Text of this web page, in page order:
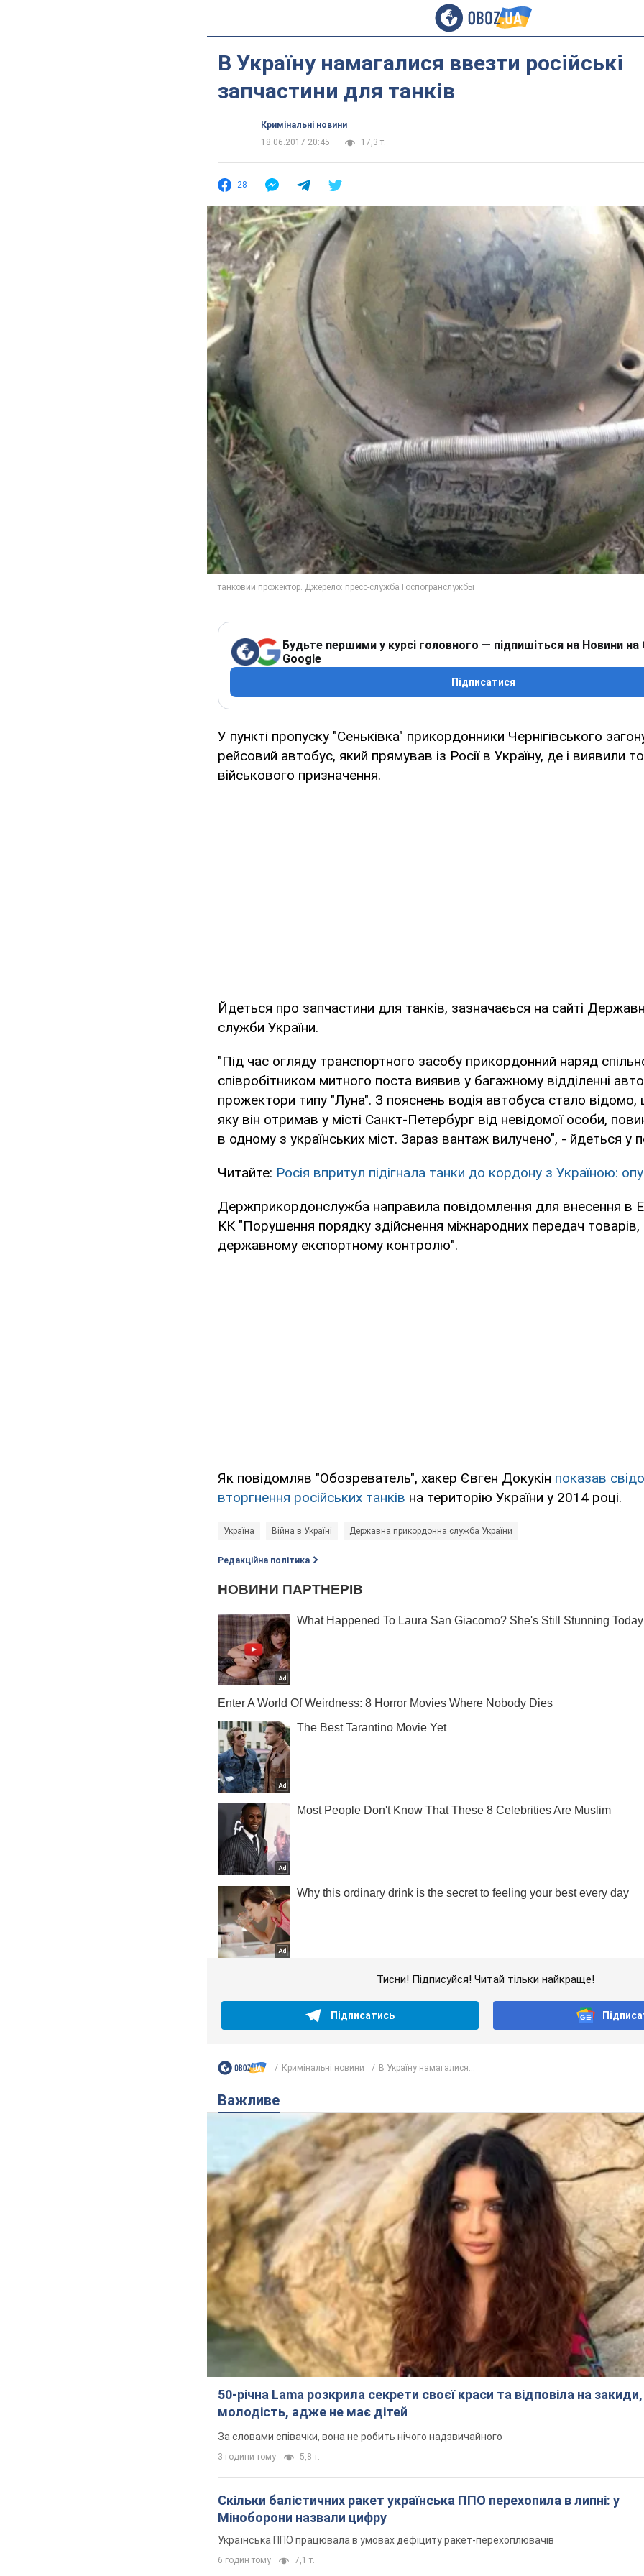
В Україну намагалися ввезти російські
запчастини для танків
Кримінальні новини
18.06.2017 20:45
17,3 т.
28
Будьте першими у курсі головного — підпишіться на Новини на
Google
Підписатися
У пункті пропуску "Сеньківка" прикордонники Чернігівського
рейсовий автобус, який прямував із Росії в Україну, де і виявили
військового призначення.
Йдеться про запчастини для танків, зазначаєься на сайті
служби України.
"Під час огляду транспортного засобу прикордонний наряд
співробітником митного поста виявив у багажному відділенні
прожектори типу "Луна". З пояснень водія автобуса стало
яку він отримав у місті Санкт-Петербург від невідомої особи,
в одному з українських міст. Зараз вантаж вилучено", - йдеться у
Читайте: Росія впритул підігнала танки до кордону з Україною:
Держприкордонслужба направила повідомлення для внесення в
КК "Порушення порядку здійснення міжнародних передач
державному експортному контролю".
Як повідомляв "Обозреватель", хакер Євген Докукін показав
вторгнення російських танків на територію України у 2014 році.
Україна Війна в Україні Державна прикордонна служба України
Редакційна політика
Тисни! Підписуйся! Читай тільки найкраще!
Підписатись
Кримінальні новини В Україну намагалися...
Важливе
50-річна Lama розкрила секрети своєї краси та відповіла на
молодість, адже не має дітей
За словами співачки, вона не робить нічого надзвичайного
3 години тому 5,8 т.
Скільки балістичних ракет українська ППО перехопила в липні: у
Міноборони назвали цифру
Українська ППО працювала в умовах дефіциту ракет-перехоплювачів
6 годин тому 7,1 т.